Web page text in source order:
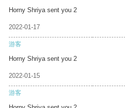
Horny Shriya sent you 2
2022-01-17
游客
Horny Shriya sent you 2
2022-01-15
游客